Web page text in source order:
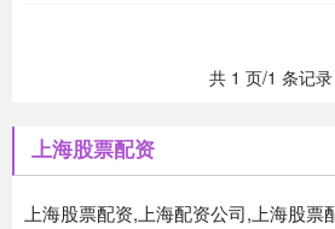
共 1 页/1 条记录
上海股票配资
上海股票配资,上海配资公司,上海股